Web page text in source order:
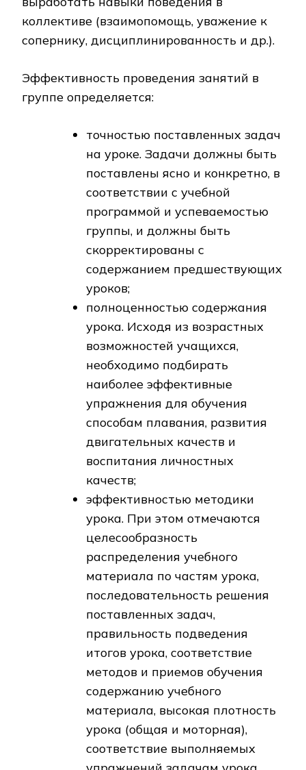
коллективе (взаимопомощь, уважение к
сопернику, дисциплинированность и др.).
Эффективность проведения занятий в
группе определяется:
точностью поставленных задач
на уроке. Задачи должны быть
поставлены ясно и конкретно, в
соответствии с учебной
программой и успеваемостью
группы, и должны быть
скорректированы с
содержанием предшествующих
уроков;
полноценностью содержания
урока. Исходя из возрастных
возможностей учащихся,
необходимо подбирать
наиболее эффективные
упражнения для обучения
способам плавания, развития
двигательных качеств и
воспитания личностных
качеств;
эффективностью методики
урока. При этом отмечаются
целесообразность
распределения учебного
материала по частям урока,
последовательность решения
поставленных задач,
правильность подведения
итогов урока, соответствие
методов и приемов обучения
содержанию учебного
материала, высокая плотность
урока (общая и моторная),
соответствие выполняемых